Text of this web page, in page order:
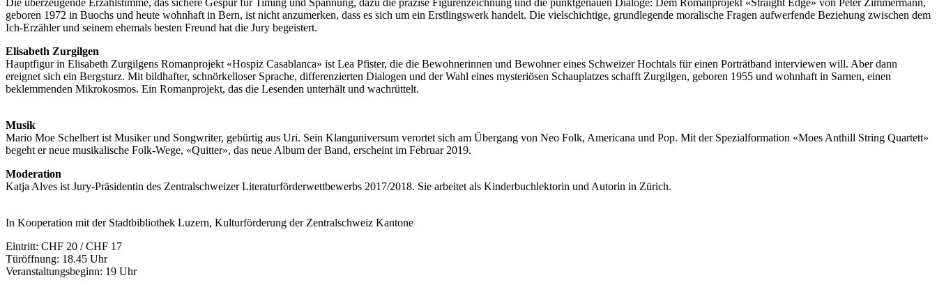
Die überzeugende Erzählstimme, das sichere Gespür für Timing und Spannung, dazu die präzise Figurenzeichnung und die punktgenauen Dialoge: Dem Romanprojekt «Straight Edge» von Peter Zimmermann,
geboren 1972 in Buochs und heute wohnhaft in Bern, ist nicht anzumerken, dass es sich um ein Erstlingswerk handelt. Die vielschichtige, grundlegende moralische Fragen aufwerfende Beziehung zwischen dem
Ich-Erzähler und seinem ehemals besten Freund hat die Jury begeistert.
Elisabeth Zurgilgen
Hauptfigur in Elisabeth Zurgilgens Romanprojekt «Hospiz Casablanca» ist Lea Pfister, die die Bewohnerinnen und Bewohner eines Schweizer Hochtals für einen Porträtband interviewen will. Aber dann
ereignet sich ein Bergsturz. Mit bildhafter, schnörkelloser Sprache, differenzierten Dialogen und der Wahl eines mysteriösen Schauplatzes schafft Zurgilgen, geboren 1955 und wohnhaft in Sarnen, einen
beklemmenden Mikrokosmos. Ein Romanprojekt, das die Lesenden unterhält und wachrüttelt.
Musik
Mario Moe Schelbert ist Musiker und Songwriter, gebürtig aus Uri. Sein Klanguniversum verortet sich am Übergang von Neo Folk, Americana und Pop. Mit der Spezialformation «Moes Anthill String Quartett»
begeht er neue musikalische Folk-Wege, «Quitter», das neue Album der Band, erscheint im Februar 2019.
Moderation
Katja Alves ist Jury-Präsidentin des Zentralschweizer Literaturförderwettbewerbs 2017/2018. Sie arbeitet als Kinderbuchlektorin und Autorin in Zürich.
In Kooperation mit der Stadtbibliothek Luzern, Kulturförderung der Zentralschweiz Kantone
Eintritt: CHF 20 / CHF 17
Türöffnung: 18.45 Uhr
Veranstaltungsbeginn: 19 Uhr